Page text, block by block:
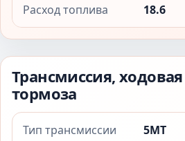
Расход топлива 18.6
Трансмиссия,
тормоза
Тип трансмиссии 5MT